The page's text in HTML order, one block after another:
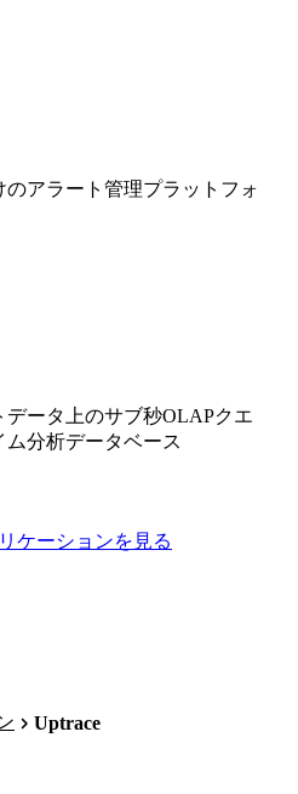
アラート管理プラットフォ
ータ上のサブ秒OLAPクエ
ム分析データベース
ケーションを見る
Uptrace